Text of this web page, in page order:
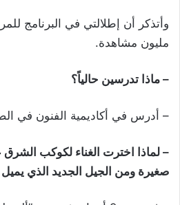
مليون مشاهدة.
– ماذا تدرسين حالياً؟
– أدرس في أكاديمية الفنون في
– لماذا اخترت الغناء لكوكب
صغيرة ومن الجيل الجديد الذي